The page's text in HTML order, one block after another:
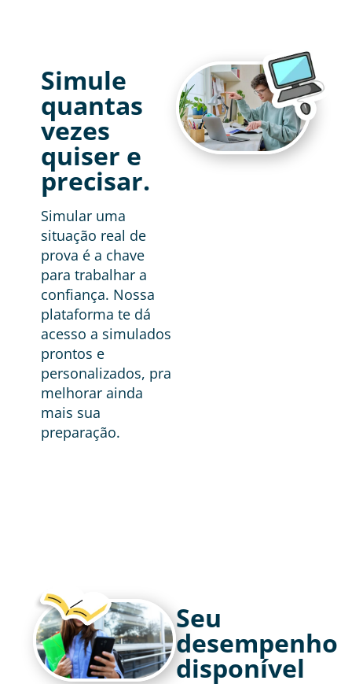
Simule
quantas
vezes
quiser e
precisar.
Simular uma
situação real de
prova é a chave
para trabalhar a
confiança. Nossa
plataforma te dá
acesso a simulados
prontos e
personalizados, pra
melhorar ainda
mais sua
preparação.
Seu
desempenho
disponível